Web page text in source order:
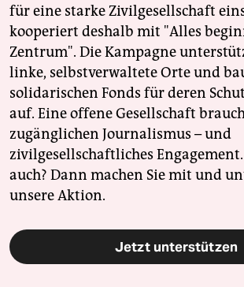
für eine starke Zivilgesellschaft
kooperiert deshalb mit "Alles
Zentrum". Die Kampagne
linke, selbstverwaltete Orte und
solidarischen Fonds für deren
auf. Eine offene Gesellschaft
zugänglichen Journalismus – und
zivilgesellschaftliches
auch? Dann machen Sie mit und
unsere Aktion.
Jetzt unterstützen